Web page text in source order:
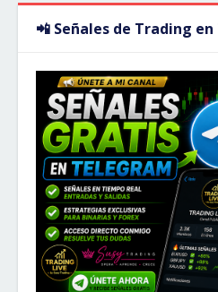
📲 Señales de Trading